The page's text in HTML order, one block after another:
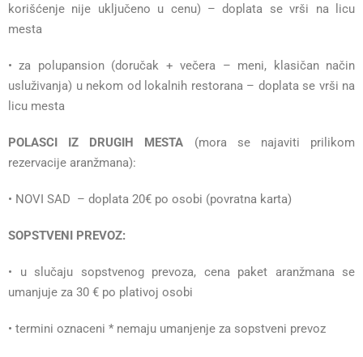
korišćenje nije uključeno u cenu) – doplata se vrši na licu
mesta
• za polupansion (doručak + večera – meni, klasičan način
usluživanja) u nekom od lokalnih restorana – doplata se vrši na
licu mesta
POLASCI IZ DRUGIH MESTA (mora se najaviti prilikom
rezervacije aranžmana):
• NOVI SAD – doplata 20€ po osobi (povratna karta)
SOPSTVENI PREVOZ:
• u slučaju sopstvenog prevoza, cena paket aranžmana se
umanjuje za 30 € po plativoj osobi
• termini oznaceni * nemaju umanjenje za sopstveni prevoz